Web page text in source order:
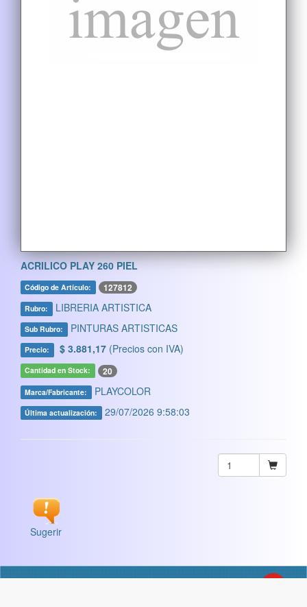
ACRILICO PLAY 260 PIEL
Código de Artículo: 127812
Rubro: LIBRERIA ARTISTICA
Sub Rubro: PINTURAS ARTISTICAS
Precio: $ 3.881,17 (Precios con IVA)
Cantidad en Stock: 20
Marca/Fabricante: PLAYCOLOR
Última actualización: 29/07/2026 9:58:03
Sugerir